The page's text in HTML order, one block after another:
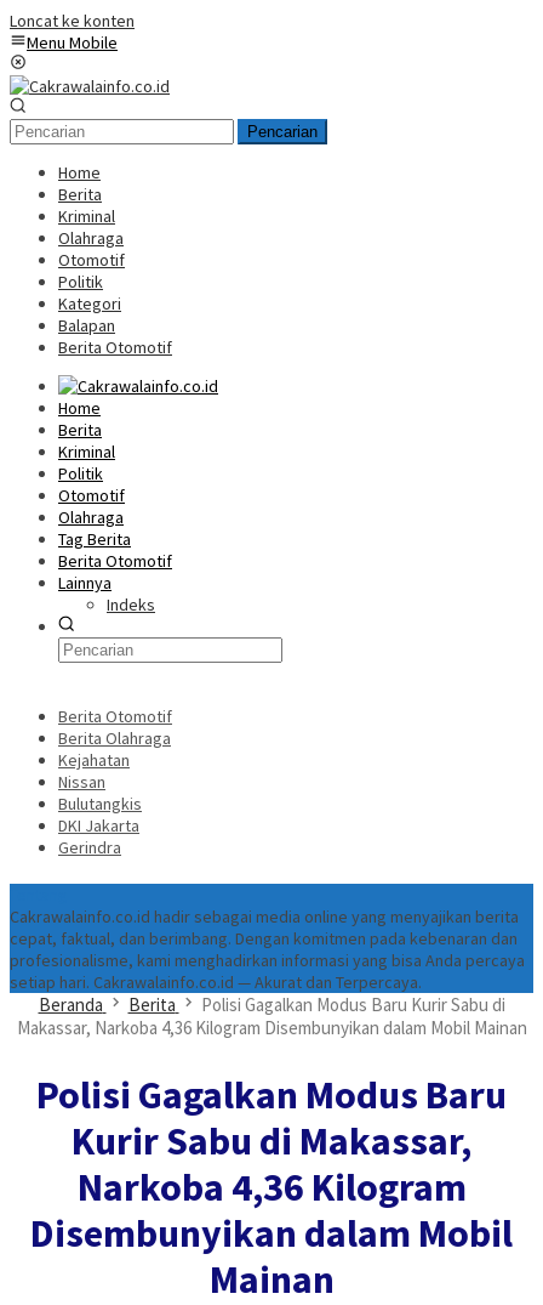
Loncat ke konten
Menu Mobile
Pencarian
Home
Berita
Kriminal
Olahraga
Otomotif
Politik
Kategori
Balapan
Berita Otomotif
Home
Berita
Kriminal
Politik
Otomotif
Olahraga
Tag Berita
Berita Otomotif
Lainnya
Indeks
Berita Otomotif
Berita Olahraga
Kejahatan
Nissan
Bulutangkis
DKI Jakarta
Gerindra
Cakrawalainfo.co.id hadir sebagai media online yang menyajikan berita
cepat, faktual, dan berimbang. Dengan komitmen pada kebenaran dan
profesionalisme, kami menghadirkan informasi yang bisa Anda percaya
setiap hari. Cakrawalainfo.co.id — Akurat dan Terpercaya.
Beranda Berita
Polisi Gagalkan Modus Baru Kurir Sabu di
Makassar, Narkoba 4,36 Kilogram Disembunyikan dalam Mobil Mainan
Polisi Gagalkan Modus Baru
Kurir Sabu di Makassar,
Narkoba 4,36 Kilogram
Disembunyikan dalam Mobil
Mainan